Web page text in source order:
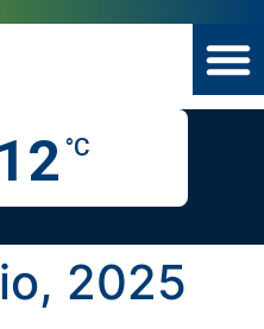
12 °C
2025